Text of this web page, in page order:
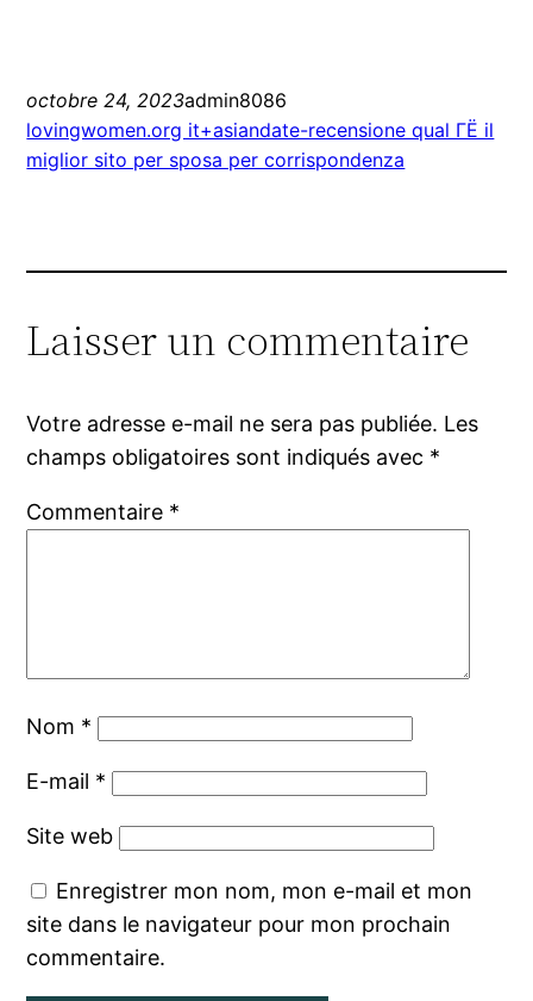
octobre 24, 2023admin8086
lovingwomen.org it+asiandate-recensione qual ГЁ il
miglior sito per sposa per corrispondenza
Laisser un commentaire
Votre adresse e-mail ne sera pas publiée. Les
champs obligatoires sont indiqués avec *
Commentaire *
Nom *
E-mail *
Site web
Enregistrer mon nom, mon e-mail et mon
site dans le navigateur pour mon prochain
commentaire.